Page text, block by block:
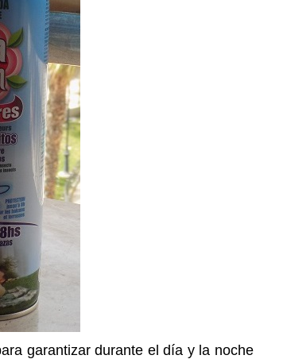
garantizar durante el día y la noche